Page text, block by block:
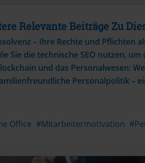
Relevante Beiträge Zu
– Ihre Rechte und Pflichten
Sie die technische SEO nutzen,
und das Personalwesen:
Personalpolitik –
Office Mitarbeitermotivation